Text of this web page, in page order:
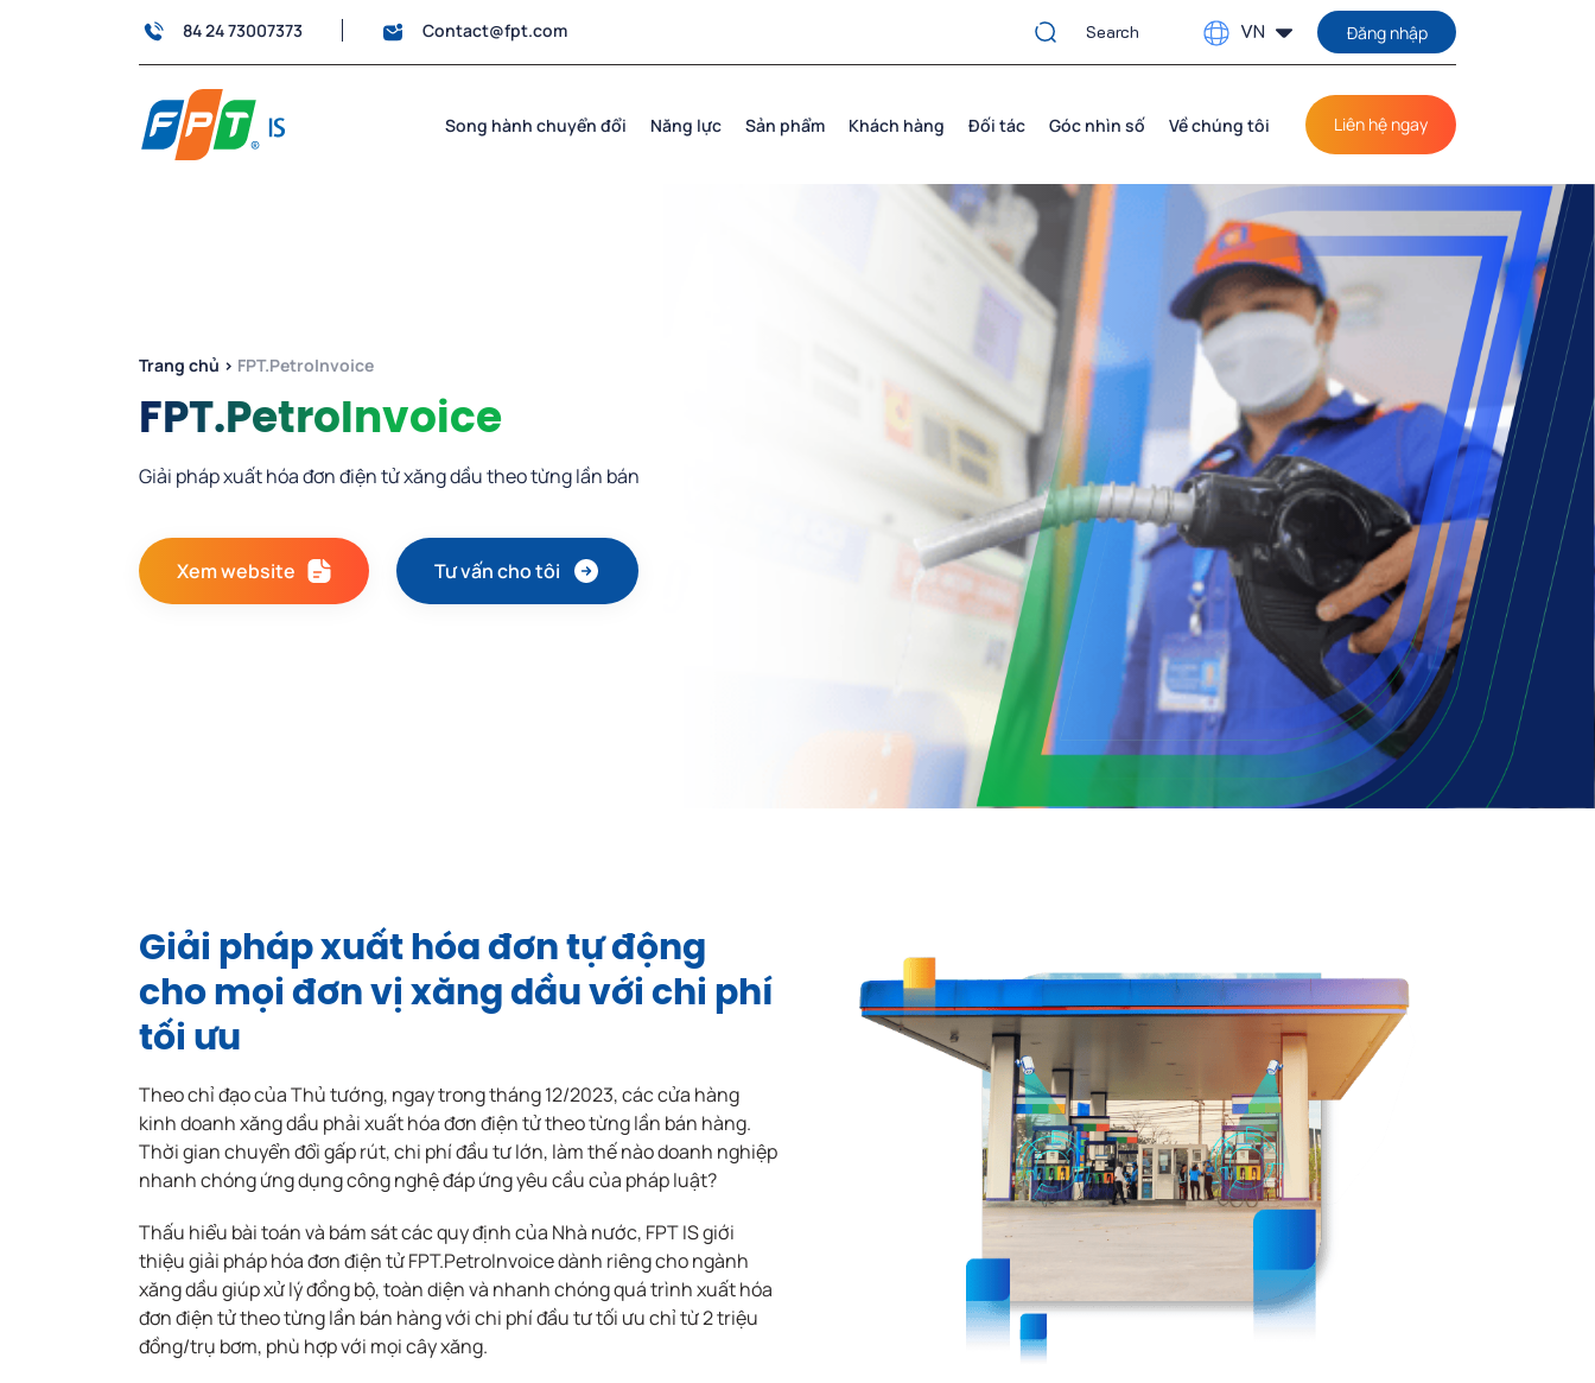
84 24 73007373 Contact@fpt.com VN Đăng nhập
Song hành chuyển đổi Năng lực Sản phẩm Khách hàng Đối tác Góc nhìn số Về chúng tôi Liên hệ ngay
Trang chủ › FPT.PetroInvoice
FPT.PetroInvoice
Giải pháp xuất hóa đơn điện tử xăng dầu theo từng lần bán
Xem website Tư vấn cho tôi
Giải pháp xuất hóa đơn tự động
cho mọi đơn vị xăng dầu với chi phí
tối ưu
Theo chỉ đạo của Thủ tướng, ngay trong tháng 12/2023, các cửa hàng
kinh doanh xăng dầu phải xuất hóa đơn điện tử theo từng lần bán hàng.
Thời gian chuyển đổi gấp rút, chi phí đầu tư lớn, làm thế nào doanh nghiệp
nhanh chóng ứng dụng công nghệ đáp ứng yêu cầu của pháp luật?
Thấu hiểu bài toán và bám sát các quy định của Nhà nước, FPT IS giới
thiệu giải pháp hóa đơn điện tử FPT.PetroInvoice dành riêng cho ngành
xăng dầu giúp xử lý đồng bộ, toàn diện và nhanh chóng quá trình xuất hóa
đơn điện tử theo từng lần bán hàng với chi phí đầu tư tối ưu chỉ từ 2 triệu
đồng/trụ bơm, phù hợp với mọi cây xăng.